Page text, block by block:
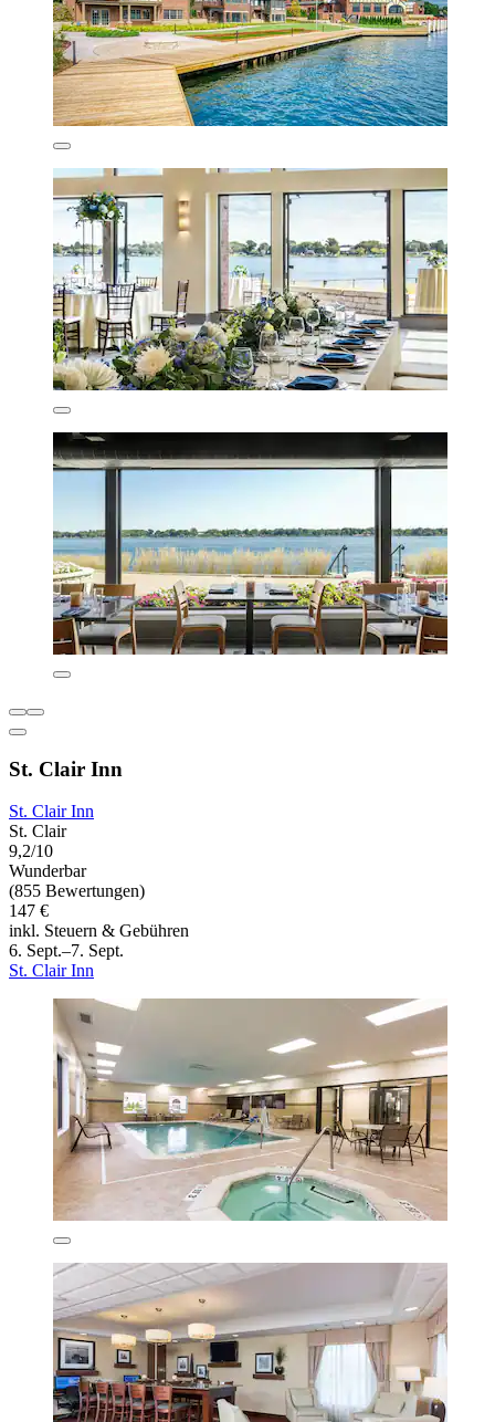
St. Clair Inn
St. Clair Inn
St. Clair
9,2/10
Wunderbar
(855 Bewertungen)
147 €
inkl. Steuern & Gebühren
6. Sept.–7. Sept.
St. Clair Inn